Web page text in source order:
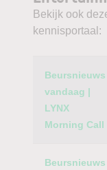
Bekijk ook
kennisportaal:
Category
Beursnieuws
vandaag |
LYNX
Morning Call
Beursnieuws